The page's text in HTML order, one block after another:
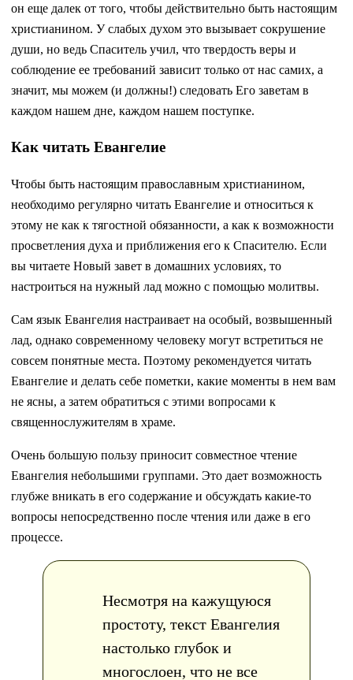
он еще далек от того, чтобы действительно быть настоящим
христианином. У слабых духом это вызывает сокрушение
души, но ведь Спаситель учил, что твердость веры и
соблюдение ее требований зависит только от нас самих, а
значит, мы можем (и должны!) следовать Его заветам в
каждом нашем дне, каждом нашем поступке.
Как читать Евангелие
Чтобы быть настоящим православным христианином,
необходимо регулярно читать Евангелие и относиться к
этому не как к тягостной обязанности, а как к возможности
просветления духа и приближения его к Спасителю. Если
вы читаете Новый завет в домашних условиях, то
настроиться на нужный лад можно с помощью молитвы.
Сам язык Евангелия настраивает на особый, возвышенный
лад, однако современному человеку могут встретиться не
совсем понятные места. Поэтому рекомендуется читать
Евангелие и делать себе пометки, какие моменты в нем вам
не ясны, а затем обратиться с этими вопросами к
священнослужителям в храме.
Очень большую пользу приносит совместное чтение
Евангелия небольшими группами. Это дает возможность
глубже вникать в его содержание и обсуждать какие-то
вопросы непосредственно после чтения или даже в его
процессе.
Несмотря на кажущуюся
простоту, текст Евангелия
настолько глубок и
многослоен, что не все